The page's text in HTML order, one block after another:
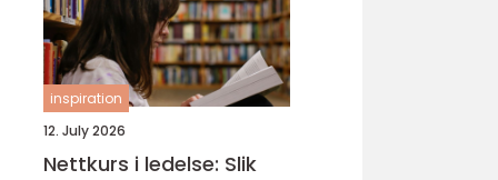
inspiration
12. July 2026
Nettkurs i ledelse: Slik